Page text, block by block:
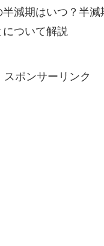
減期はいつ？半減
について解説
スポンサーリンク